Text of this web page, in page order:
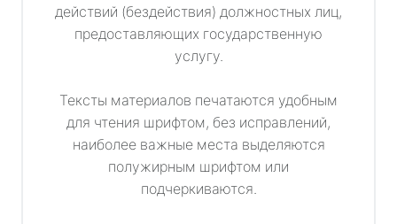
действий (бездействия) должностных лиц,
предоставляющих государственную
услугу.
Тексты материалов печатаются удобным
для чтения шрифтом, без исправлений,
наиболее важные места выделяются
полужирным шрифтом или
подчеркиваются.